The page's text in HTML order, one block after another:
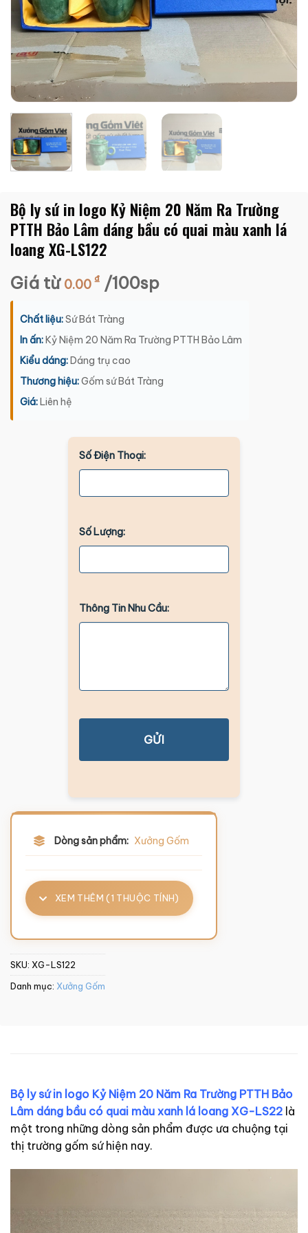
Bộ ly sứ in logo Kỷ Niệm 20 Năm Ra Trường
PTTH Bảo Lâm dáng bầu có quai màu xanh lá
loang XG-LS122
Giá từ 0.00 ₫ /100sp
Chất liệu:Sứ Bát Tràng
In ấn:Kỷ Niệm 20 Năm Ra Trường PTTH Bảo Lâm
Kiểu dáng:Dáng trụ cao
Thương hiệu:Gốm sứ Bát Tràng
Giá:Liên hệ
Số Điện Thoại:
Số Lượng:
Thông Tin Nhu Cầu:
GỬI
Dòng sản phẩm: Xưởng Gốm
XEM THÊM (1 THUỘC TÍNH)
SKU: XG-LS122
Danh mục: Xưởng Gốm
Bộ ly sứ in logo Kỷ Niệm 20 Năm Ra Trường PTTH Bảo
Lâm dáng bầu có quai màu xanh lá loang XG-LS22 là
một trong những dòng sản phẩm được ưa chuộng tại
thị trường gốm sứ hiện nay.